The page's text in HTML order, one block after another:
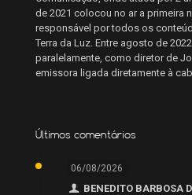
de 2021 colocou no ar a primeira
responsável por todos os
Terra da Luz. Entre agosto de
paralelamente, como diretor de
emissora ligada diretamente à
Últimos comentários
06/08/2026
BENEDITO BARBOSA